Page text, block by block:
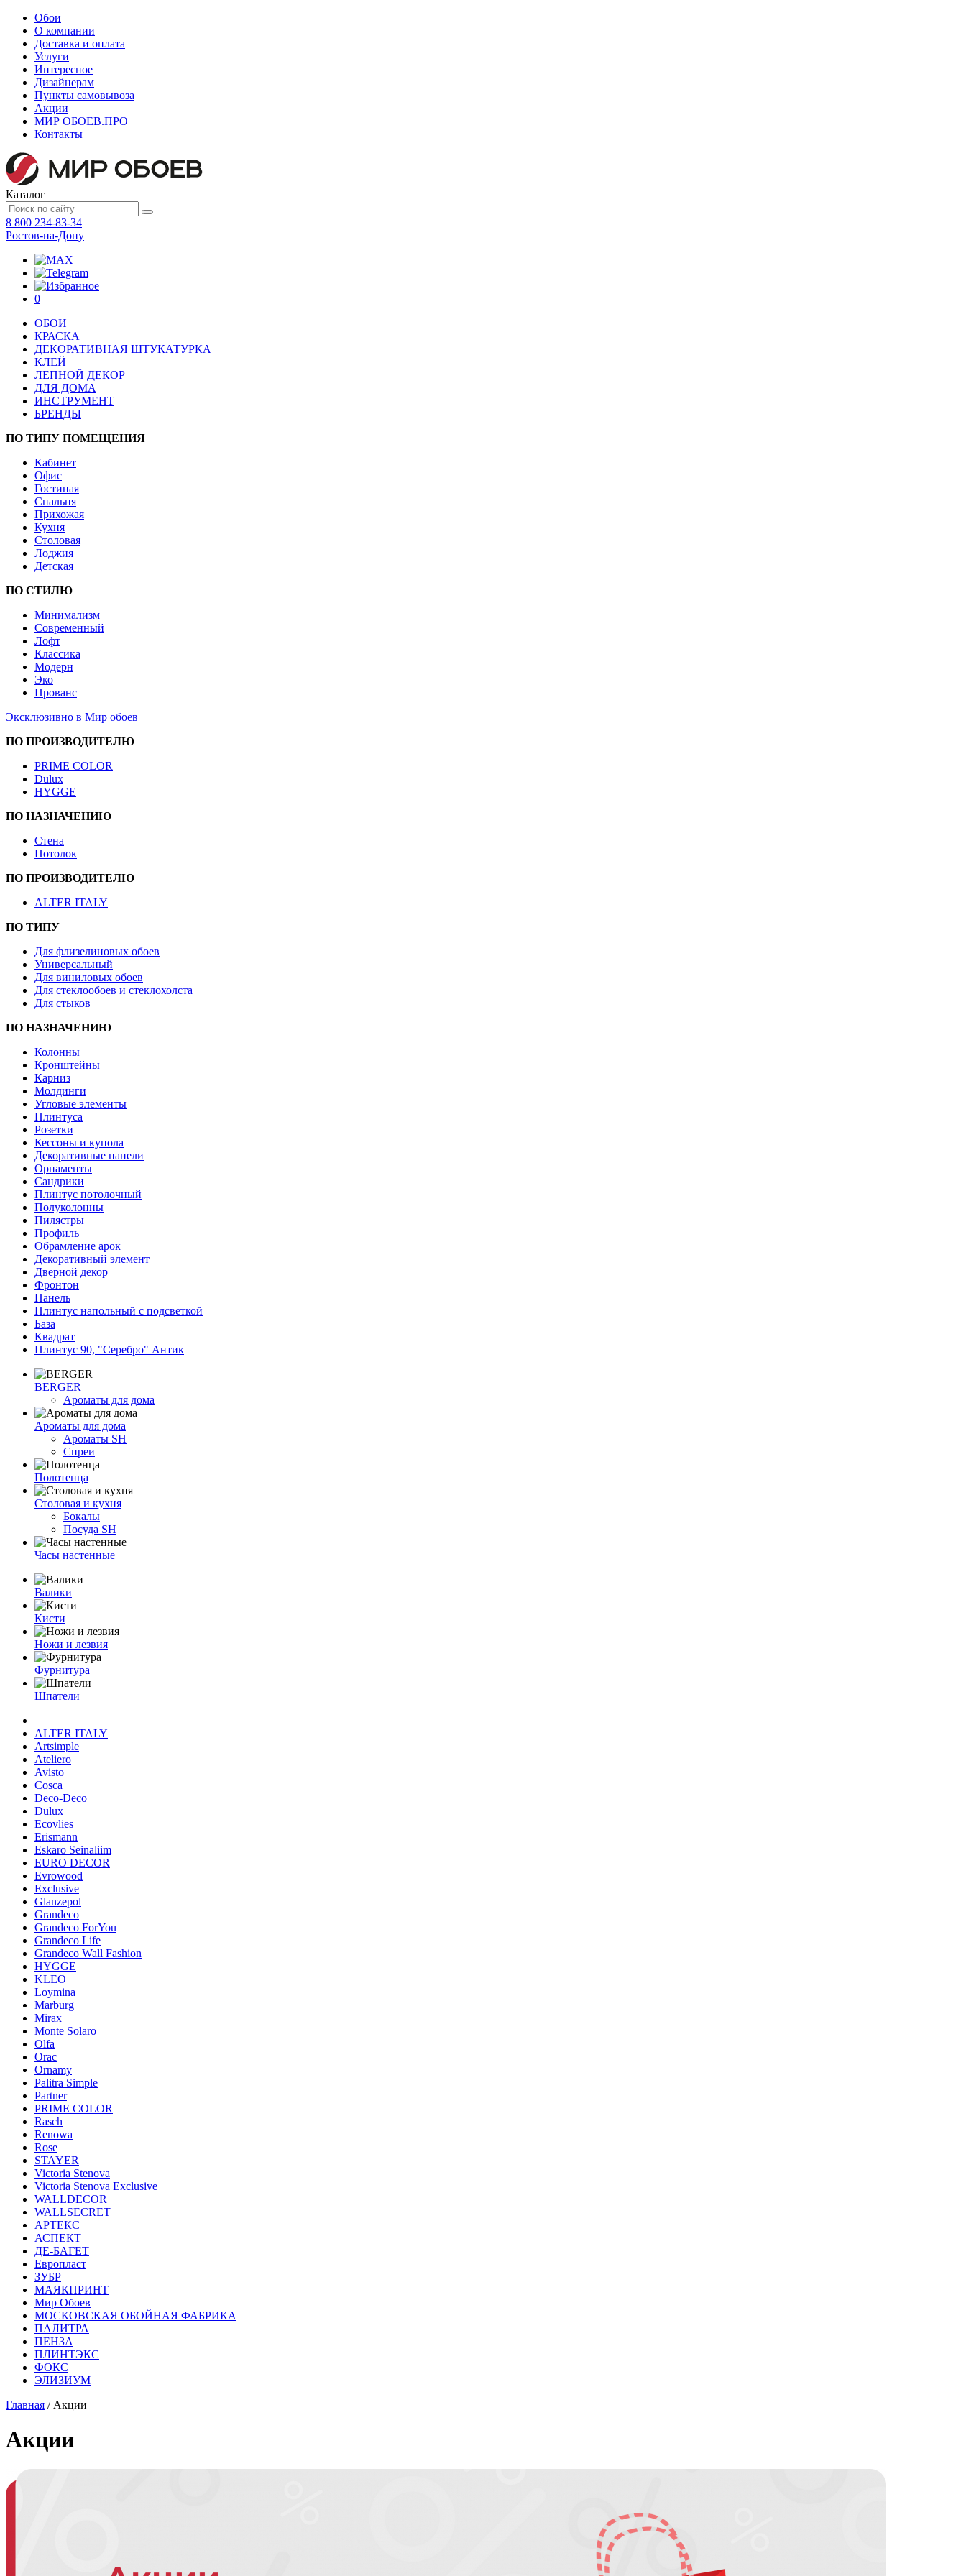
Обои
О компании
Доставка и оплата
Услуги
Интересное
Дизайнерам
Пункты самовывоза
Акции
МИР ОБОЕВ.ПРО
Контакты
Каталог
8 800 234-83-34
Ростов-на-Дону
0
ОБОИ
КРАСКА
ДЕКОРАТИВНАЯ ШТУКАТУРКА
КЛЕЙ
ЛЕПНОЙ ДЕКОР
ДЛЯ ДОМА
ИНСТРУМЕНТ
БРЕНДЫ
ПО ТИПУ ПОМЕЩЕНИЯ
Кабинет
Офис
Гостиная
Спальня
Прихожая
Кухня
Столовая
Лоджия
Детская
ПО СТИЛЮ
Минимализм
Современный
Лофт
Классика
Модерн
Эко
Прованс
Эксклюзивно в Мир обоев
ПО ПРОИЗВОДИТЕЛЮ
PRIME COLOR
Dulux
HYGGE
ПО НАЗНАЧЕНИЮ
Стена
Потолок
ПО ПРОИЗВОДИТЕЛЮ
ALTER ITALY
ПО ТИПУ
Для флизелиновых обоев
Универсальный
Для виниловых обоев
Для стеклообоев и стеклохолста
Для стыков
ПО НАЗНАЧЕНИЮ
Колонны
Кронштейны
Карниз
Молдинги
Угловые элементы
Плинтуса
Розетки
Кессоны и купола
Декоративные панели
Орнаменты
Сандрики
Плинтус потолочный
Полуколонны
Пилястры
Профиль
Обрамление арок
Декоративный элемент
Дверной декор
Фронтон
Панель
Плинтус напольный с подсветкой
База
Квадрат
Плинтус 90, "Серебро" Антик
BERGER
Ароматы для дома
Ароматы для дома
Ароматы SH
Спреи
Полотенца
Столовая и кухня
Бокалы
Посуда SH
Часы настенные
Валики
Кисти
Ножи и лезвия
Фурнитура
Шпатели
ALTER ITALY
Artsimple
Ateliero
Avisto
Cosca
Deco-Deco
Dulux
Ecovlies
Erismann
Eskaro Seinaliim
EURO DECOR
Evrowood
Exclusive
Glanzepol
Grandeco
Grandeco ForYou
Grandeco Life
Grandeco Wall Fashion
HYGGE
KLEO
Loymina
Marburg
Mirax
Monte Solaro
Olfa
Orac
Ornamy
Palitra Simple
Partner
PRIME COLOR
Rasch
Renowa
Rose
STAYER
Victoria Stenova
Victoria Stenova Exclusive
WALLDECOR
WALLSECRET
АРТЕКС
АСПЕКТ
ДЕ-БАГЕТ
Европласт
ЗУБР
МАЯКПРИНТ
Мир Обоев
МОСКОВСКАЯ ОБОЙНАЯ ФАБРИКА
ПАЛИТРА
ПЕНЗА
ПЛИНТЭКС
ФОКС
ЭЛИЗИУМ
Главная / Акции
Акции